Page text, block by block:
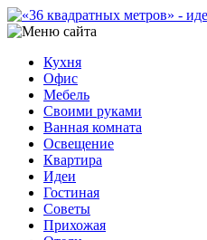
Кухня
Офис
Мебель
Своими руками
Ванная комната
Освещение
Квартира
Идеи
Гостиная
Советы
Прихожая